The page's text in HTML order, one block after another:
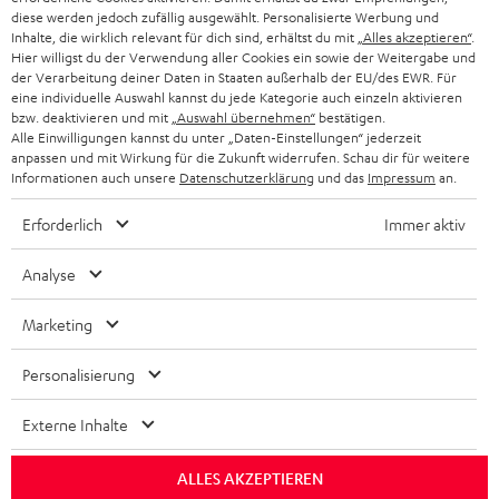
KOPFHÖRER
BLUETOOTH-KOPFHÖRER
STEREOANLAGEN
LAUTSPRECHER
ULTIMA-SERIE
IN-EAR-KOPFHÖRER
FANSHOP
NEUHEITEN
BLOG
NEWSLETTER
STORES
DEINE VORTEILE BEI TEUFEL
UNSER MANAGEMENT
NACHHALTIGKEIT
UNSERE WERTE
BILDUNGSRABATT
NIEDERLANDE
BELGIEN
FRANKREICH
POLEN
SPANIEN
ITALIEN
Technische Änderungen, Tippfehler und Irrtum vorbehalten. Das auf unseren
Fotos abgebildete Zubehör ist nicht im Lieferumfang enthalten. Etwaige
Entsorgungsgebühren für Batterien sind im Preis inbegriffen.
diese werden jedoch zufällig ausgewählt. Personalisierte Werbung und
Inhalte, die wirklich relevant für dich sind, erhältst du mit „Alles akzeptieren“.
Hier willigst du der Verwendung aller Cookies ein sowie der Weitergabe und
der Verarbeitung deiner Daten in Staaten außerhalb der EU/des EWR. Für
eine individuelle Auswahl kannst du jede Kategorie auch einzeln aktivieren
bzw. deaktivieren und mit „Auswahl übernehmen“ bestätigen.
Alle Einwilligungen kannst du unter „Daten-Einstellungen“ jederzeit
anpassen und mit Wirkung für die Zukunft widerrufen. Schau dir für weitere
Informationen auch unsere Datenschutzerklärung und das Impressum an.
Erforderlich Immer aktiv
Analyse
Marketing
Personalisierung
Externe Inhalte
ALLES AKZEPTIEREN